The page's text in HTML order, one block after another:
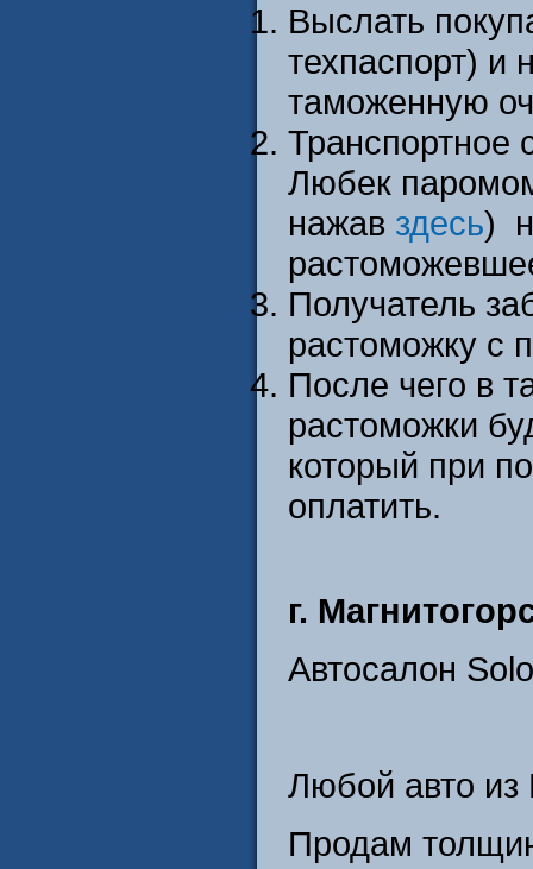
Выслать
техпаспорт) и
таможенную
Транспортное
Любек
нажав здесь)
Получатель
растоможку с
После чего в
растоможки
который при
оплатить.
г.
Автосалон
Любой авто из
Продам